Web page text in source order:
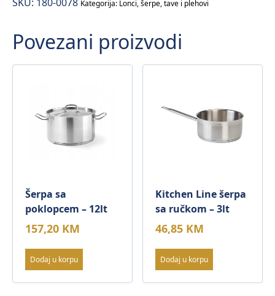
količina
Kategorija: Lonci, šerpe, tave i plehovi
Povezani proizvodi
Šerpa sa
poklopcem – 12lt
157,20 KM
Dodaj u korpu
Kitchen Line šerpa
sa ručkom – 3lt
46,85 KM
Dodaj u korpu